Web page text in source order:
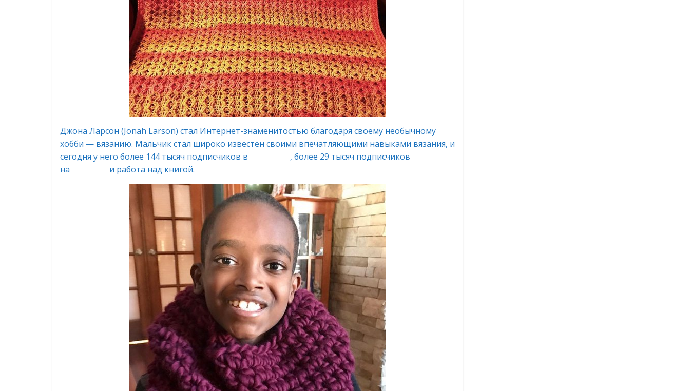
Джона Ларсон (Jonah Larson) стал Интернет-знаменитостью благодаря своему необычному
хобби — вязанию. Мальчик стал широко известен своими впечатляющими навыками вязания, и
сегодня у него более 144 тысяч подписчиков в
, более 29 тысяч подписчиков
на
и работа над книгой.